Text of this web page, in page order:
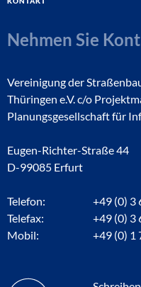
Nehmen Sie
Vereinigung der
Thüringen e.V. c/o
Planungsgesellschaft für
Eugen-Richter-Straße 44
D-99085 Erfurt
Telefon:
+49 (0) 3
Telefax:
+49 (0) 3
Mobil:
+49 (0) 1